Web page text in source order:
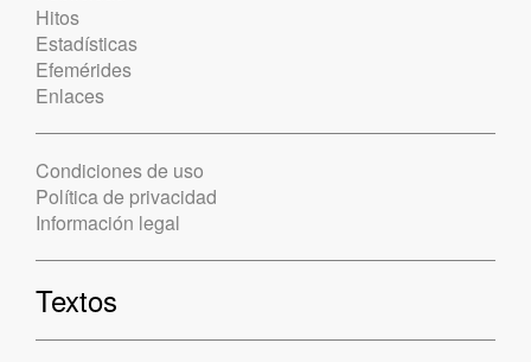
Hitos
Estadísticas
Efemérides
Enlaces
Condiciones de uso
Política de privacidad
Información legal
Textos